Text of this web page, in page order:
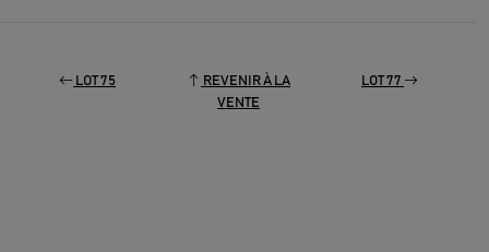
LOT 75
REVENIR À LA
VENTE
LOT 77